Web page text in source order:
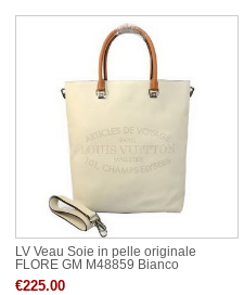
LV Veau Soie in pelle originale
FLORE GM M48859 Bianco
€225.00